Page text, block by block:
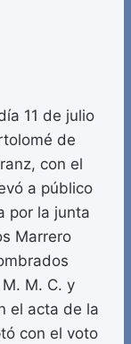
11 de julio
de
con el
a público
por la junta
Marrero
M. C. y
el acta de la
con el voto